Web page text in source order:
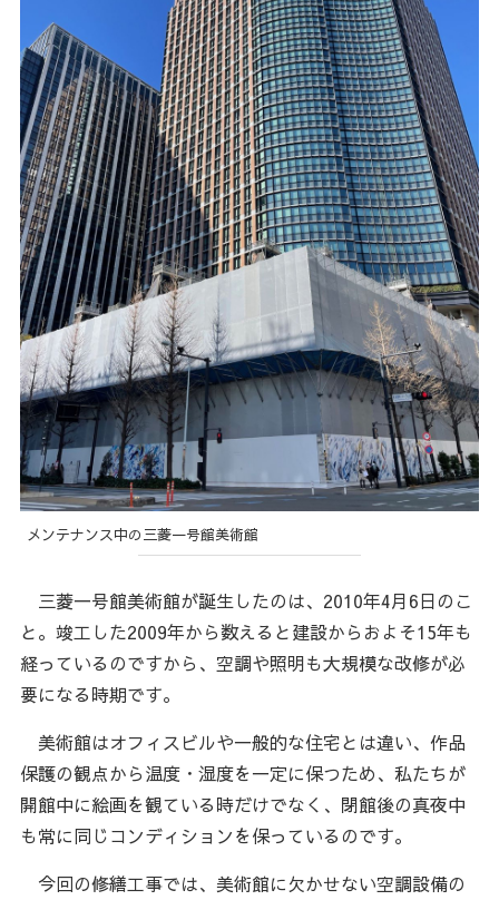
メンテナンス中の三菱一号館美術館
三菱一号館美術館が誕生したのは、2010年4月6日のこ
と。竣工した2009年から数えると建設からおよそ15年も
経っているのですから、空調や照明も大規模な改修が必
要になる時期です。
美術館はオフィスビルや一般的な住宅とは違い、作品
保護の観点から温度・湿度を一定に保つため、私たちが
開館中に絵画を観ている時だけでなく、閉館後の真夜中
も常に同じコンディションを保っているのです。
今回の修繕工事では、美術館に欠かせない空調設備の